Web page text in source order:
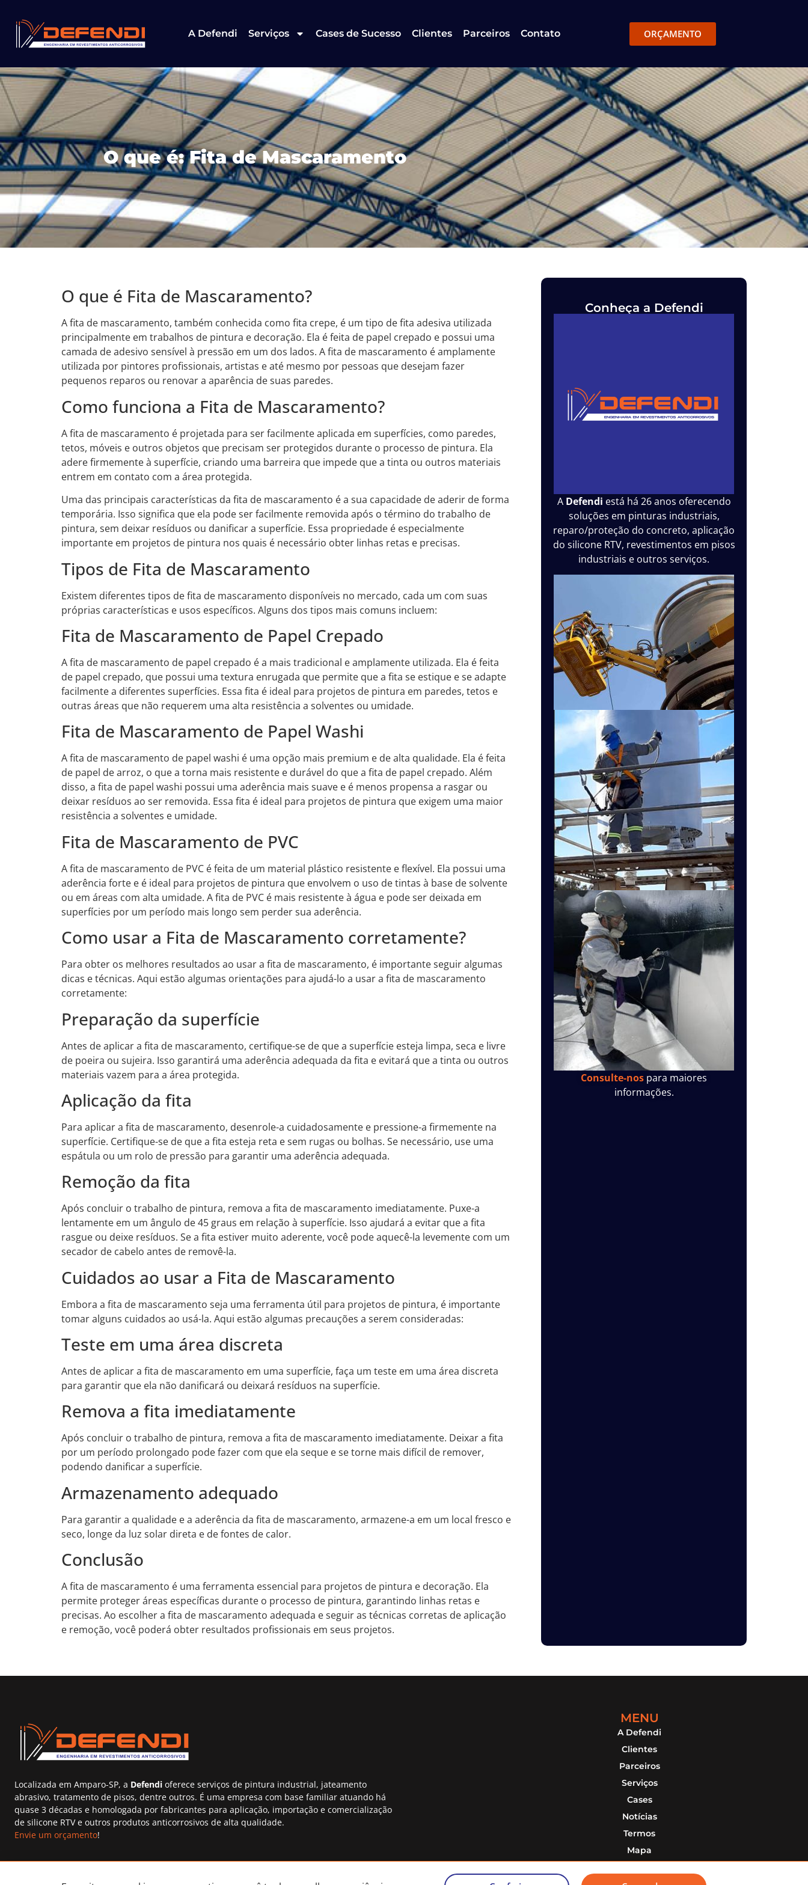
A Defendi Serviços Cases de Sucesso Clientes Parceiros Contato ORÇAMENTO
O que é: Fita de Mascaramento
O que é Fita de Mascaramento?
A fita de mascaramento, também conhecida como fita crepe, é um tipo de fita adesiva utilizada
principalmente em trabalhos de pintura e decoração. Ela é feita de papel crepado e possui uma
camada de adesivo sensível à pressão em um dos lados. A fita de mascaramento é amplamente
utilizada por pintores profissionais, artistas e até mesmo por pessoas que desejam fazer
pequenos reparos ou renovar a aparência de suas paredes.
Como funciona a Fita de Mascaramento?
A fita de mascaramento é projetada para ser facilmente aplicada em superfícies, como paredes,
tetos, móveis e outros objetos que precisam ser protegidos durante o processo de pintura. Ela
adere firmemente à superfície, criando uma barreira que impede que a tinta ou outros materiais
entrem em contato com a área protegida.
Uma das principais características da fita de mascaramento é a sua capacidade de aderir de forma
temporária. Isso significa que ela pode ser facilmente removida após o término do trabalho de
pintura, sem deixar resíduos ou danificar a superfície. Essa propriedade é especialmente
importante em projetos de pintura nos quais é necessário obter linhas retas e precisas.
Tipos de Fita de Mascaramento
Existem diferentes tipos de fita de mascaramento disponíveis no mercado, cada um com suas
próprias características e usos específicos. Alguns dos tipos mais comuns incluem:
Fita de Mascaramento de Papel Crepado
A fita de mascaramento de papel crepado é a mais tradicional e amplamente utilizada. Ela é feita
de papel crepado, que possui uma textura enrugada que permite que a fita se estique e se adapte
facilmente a diferentes superfícies. Essa fita é ideal para projetos de pintura em paredes, tetos e
outras áreas que não requerem uma alta resistência a solventes ou umidade.
Fita de Mascaramento de Papel Washi
A fita de mascaramento de papel washi é uma opção mais premium e de alta qualidade. Ela é feita
de papel de arroz, o que a torna mais resistente e durável do que a fita de papel crepado. Além
disso, a fita de papel washi possui uma aderência mais suave e é menos propensa a rasgar ou
deixar resíduos ao ser removida. Essa fita é ideal para projetos de pintura que exigem uma maior
resistência a solventes e umidade.
Fita de Mascaramento de PVC
A fita de mascaramento de PVC é feita de um material plástico resistente e flexível. Ela possui uma
aderência forte e é ideal para projetos de pintura que envolvem o uso de tintas à base de solvente
ou em áreas com alta umidade. A fita de PVC é mais resistente à água e pode ser deixada em
superfícies por um período mais longo sem perder sua aderência.
Como usar a Fita de Mascaramento corretamente?
Para obter os melhores resultados ao usar a fita de mascaramento, é importante seguir algumas
dicas e técnicas. Aqui estão algumas orientações para ajudá-lo a usar a fita de mascaramento
corretamente:
Preparação da superfície
Antes de aplicar a fita de mascaramento, certifique-se de que a superfície esteja limpa, seca e livre
de poeira ou sujeira. Isso garantirá uma aderência adequada da fita e evitará que a tinta ou outros
materiais vazem para a área protegida.
Aplicação da fita
Para aplicar a fita de mascaramento, desenrole-a cuidadosamente e pressione-a firmemente na
superfície. Certifique-se de que a fita esteja reta e sem rugas ou bolhas. Se necessário, use uma
espátula ou um rolo de pressão para garantir uma aderência adequada.
Remoção da fita
Após concluir o trabalho de pintura, remova a fita de mascaramento imediatamente. Puxe-a
lentamente em um ângulo de 45 graus em relação à superfície. Isso ajudará a evitar que a fita
rasgue ou deixe resíduos. Se a fita estiver muito aderente, você pode aquecê-la levemente com um
secador de cabelo antes de removê-la.
Cuidados ao usar a Fita de Mascaramento
Embora a fita de mascaramento seja uma ferramenta útil para projetos de pintura, é importante
tomar alguns cuidados ao usá-la. Aqui estão algumas precauções a serem consideradas:
Teste em uma área discreta
Antes de aplicar a fita de mascaramento em uma superfície, faça um teste em uma área discreta
para garantir que ela não danificará ou deixará resíduos na superfície.
Remova a fita imediatamente
Após concluir o trabalho de pintura, remova a fita de mascaramento imediatamente. Deixar a fita
por um período prolongado pode fazer com que ela seque e se torne mais difícil de remover,
podendo danificar a superfície.
Armazenamento adequado
Para garantir a qualidade e a aderência da fita de mascaramento, armazene-a em um local fresco e
seco, longe da luz solar direta e de fontes de calor.
Conclusão
A fita de mascaramento é uma ferramenta essencial para projetos de pintura e decoração. Ela
permite proteger áreas específicas durante o processo de pintura, garantindo linhas retas e
precisas. Ao escolher a fita de mascaramento adequada e seguir as técnicas corretas de aplicação
e remoção, você poderá obter resultados profissionais em seus projetos.
Conheça a Defendi
A Defendi está há 26 anos oferecendo
soluções em pinturas industriais,
reparo/proteção do concreto, aplicação
do silicone RTV, revestimentos em pisos
industriais e outros serviços.
Consulte-nos para maiores
informações.
Localizada em Amparo-SP, a Defendi oferece serviços de pintura industrial, jateamento
abrasivo, tratamento de pisos, dentre outros. É uma empresa com base familiar atuando há
quase 3 décadas e homologada por fabricantes para aplicação, importação e comercialização
de silicone RTV e outros produtos anticorrosivos de alta qualidade.
Envie um orçamento!
MENU
A Defendi
Clientes
Parceiros
Serviços
Cases
Notícias
Termos
Mapa